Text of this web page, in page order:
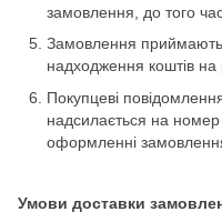
замовлення, до того
Замовлення
надходження коштів
Покупцеві
надсилається на
оформленні
Умови доставки